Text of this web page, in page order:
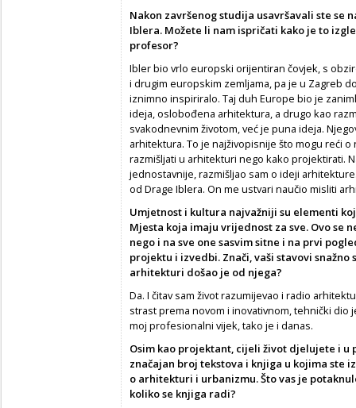
Nakon završenog studija usavršavali ste se
Iblera. Možete li nam ispričati kako je to
profesor?
Ibler bio vrlo europski orijentiran čovjek, s
i drugim europskim zemljama, pa je u Zagreb
iznimno inspiriralo. Taj duh Europe bio je
ideja, oslobođena arhitektura, a drugo kao
svakodnevnim životom, već je puna ideja.
arhitektura. To je najživopisnije što mogu reći
razmišljati u arhitekturi nego kako projektirati.
jednostavnije, razmišljao sam o ideji
od Drage Iblera. On me ustvari naučio misliti
Umjetnost i kultura najvažniji su elementi
Mjesta koja imaju vrijednost za sve. Ovo se
nego i na sve one sasvim sitne i na prvi
projektu i izvedbi. Znači, vaši stavovi
arhitekturi došao je od njega?
Da. I čitav sam život razumijevao i radio
strast prema novom i inovativnom, tehnički
moj profesionalni vijek, tako je i danas.
Osim kao projektant, cijeli život djelujete i
značajan broj tekstova i knjiga u kojima ste
o arhitekturi i urbanizmu. Što vas je
koliko se knjiga radi?